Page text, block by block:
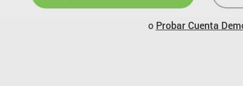
o Probar Cuenta